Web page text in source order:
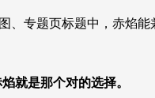
、专题页标题中，赤焰
就是那个对的选择。